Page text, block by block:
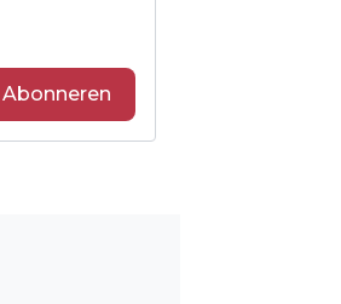
Abonneren